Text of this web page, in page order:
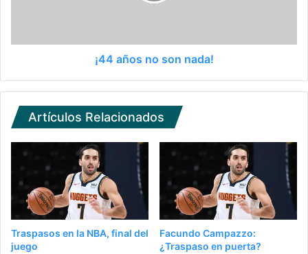
¡44 años no son nada!
Artículos Relacionados
Traspasos en la NBA, final del
juego
Facundo Campazzo:
¿Traspaso en puerta?